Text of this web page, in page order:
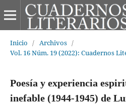
Inicio / Archivos /
Vol. 16 Núm. 19 (2022): Cuadernos
Poesía y experiencia
inefable (1944-1945) de